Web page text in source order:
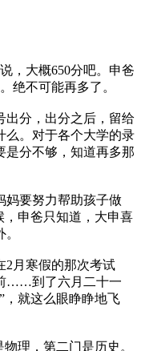
，大概650分吧。申爸
绝不可能再多了。
出分，出分之后，留给
么。对于各个大学的录
是分不够，知道再多那
妈要努力帮助孩子做
，申爸只知道，大申喜
月寒假的那次考试
……到了六月二十一
就这么眼睁睁地飞
理，第二门是历史。